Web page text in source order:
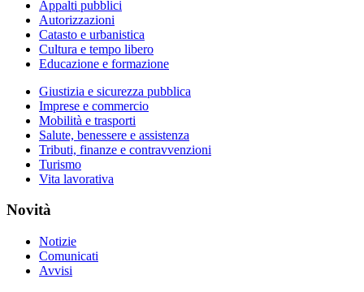
Appalti pubblici
Autorizzazioni
Catasto e urbanistica
Cultura e tempo libero
Educazione e formazione
Giustizia e sicurezza pubblica
Imprese e commercio
Mobilità e trasporti
Salute, benessere e assistenza
Tributi, finanze e contravvenzioni
Turismo
Vita lavorativa
Novità
Notizie
Comunicati
Avvisi